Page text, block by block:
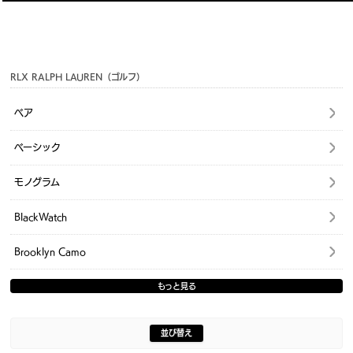
RLX RALPH LAUREN（ゴルフ）
ベア
ベーシック
モノグラム
BlackWatch
Brooklyn Camo
もっと見る
並び替え